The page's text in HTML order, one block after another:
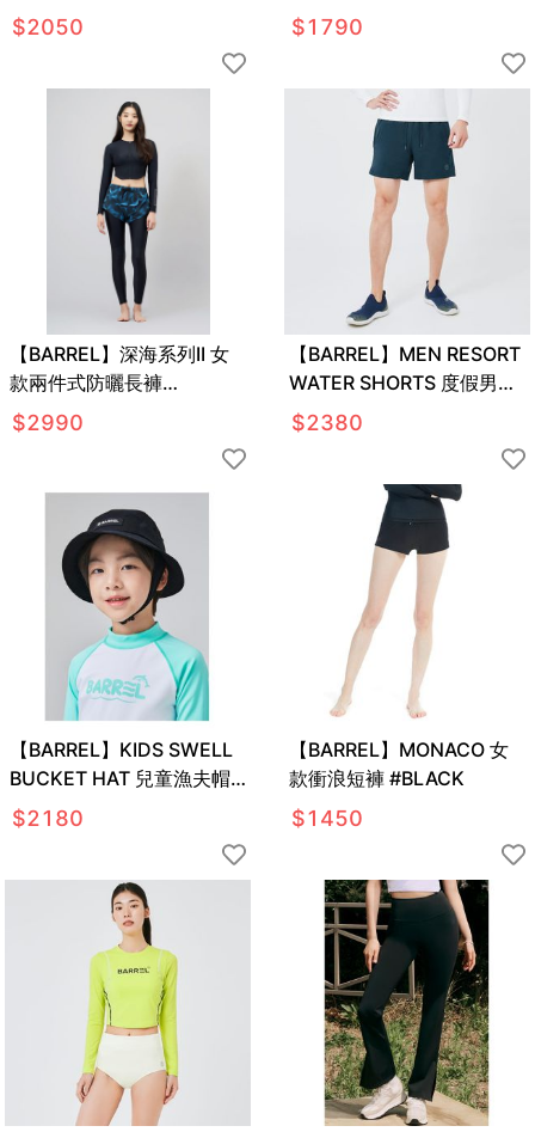
$2050
心 #BLACK
$1790
【BARREL】深海系列II 女
款兩件式防曬長褲
#SMOKE
$2990
【BARREL】MEN RESORT
WATER SHORTS 度假男款
衝浪褲 #DARK BLUE
$2380
【BARREL】KIDS SWELL
BUCKET HAT 兒童漁夫帽
#BLACK
$2180
【BARREL】MONACO 女
款衝浪短褲 #BLACK
$1450